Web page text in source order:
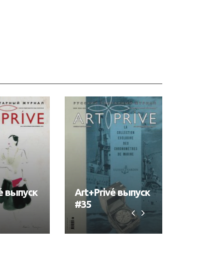
выпуск
Art+Privé выпуск
#35